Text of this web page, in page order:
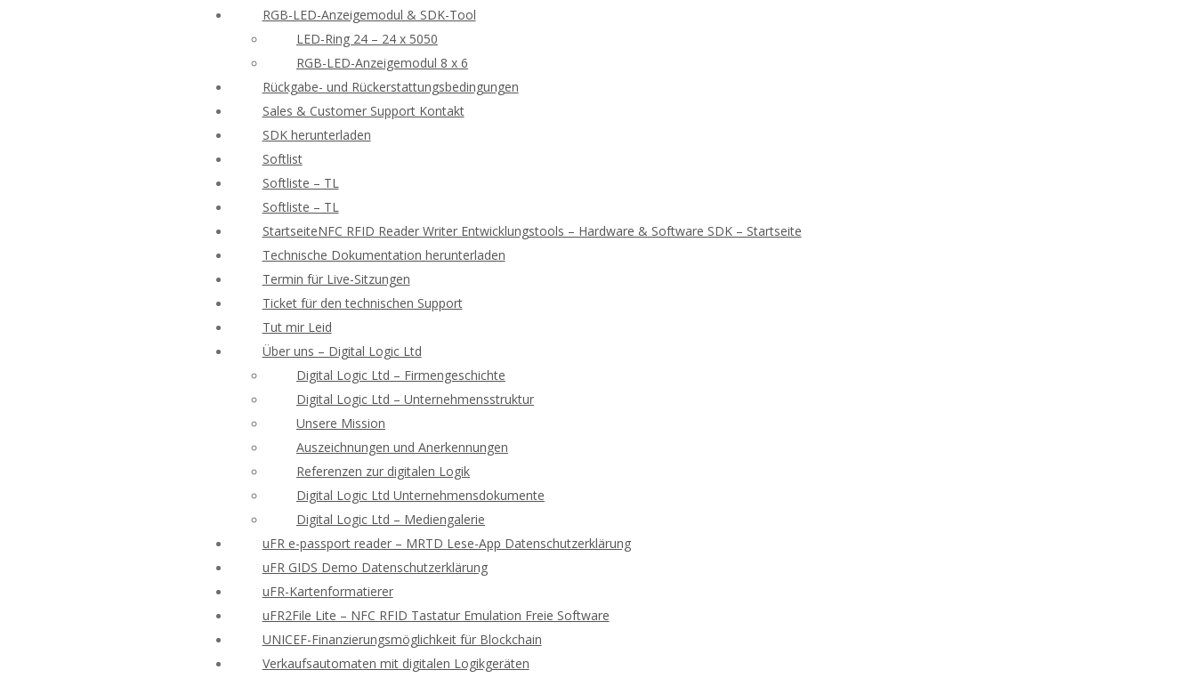
RGB-LED-Anzeigemodul & SDK-Tool
LED-Ring 24 – 24 x 5050
RGB-LED-Anzeigemodul 8 x 6
Rückgabe- und Rückerstattungsbedingungen
Sales & Customer Support Kontakt
SDK herunterladen
Softlist
Softliste – TL
Softliste – TL
StartseiteNFC RFID Reader Writer Entwicklungstools – Hardware & Software SDK – Startseite
Technische Dokumentation herunterladen
Termin für Live-Sitzungen
Ticket für den technischen Support
Tut mir Leid
Über uns – Digital Logic Ltd
Digital Logic Ltd – Firmengeschichte
Digital Logic Ltd – Unternehmensstruktur
Unsere Mission
Auszeichnungen und Anerkennungen
Referenzen zur digitalen Logik
Digital Logic Ltd Unternehmensdokumente
Digital Logic Ltd – Mediengalerie
uFR e-passport reader – MRTD Lese-App Datenschutzerklärung
uFR GIDS Demo Datenschutzerklärung
uFR-Kartenformatierer
uFR2File Lite – NFC RFID Tastatur Emulation Freie Software
UNICEF-Finanzierungsmöglichkeit für Blockchain
Verkaufsautomaten mit digitalen Logikgeräten